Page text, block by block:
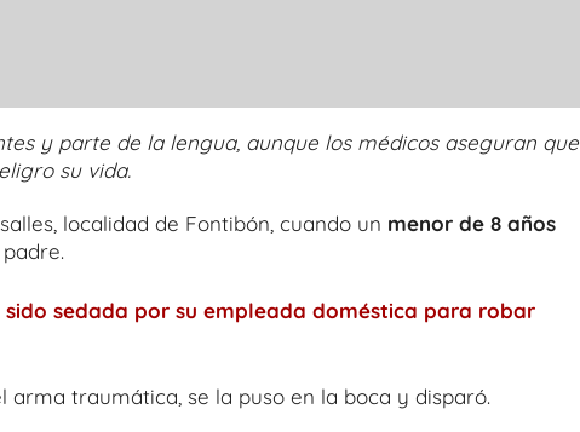
y parte de la lengua, aunque los médicos aseguran que
su vida.
localidad de Fontibón, cuando un menor de 8 años
sedada por su empleada doméstica para robar
traumática, se la puso en la boca y disparó.